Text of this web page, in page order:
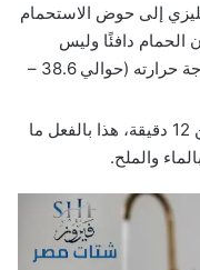
إلى حوض الاستحمام
الحمام دافئًا وليس
ساخنًا حيث يمكن للشخص لمس درجة حرارته (حوالي 38.6 –
يجب أن يستمر تحت الماء لا يقل عن 12 دقيقة، هذا بالفعل ما
والملح.